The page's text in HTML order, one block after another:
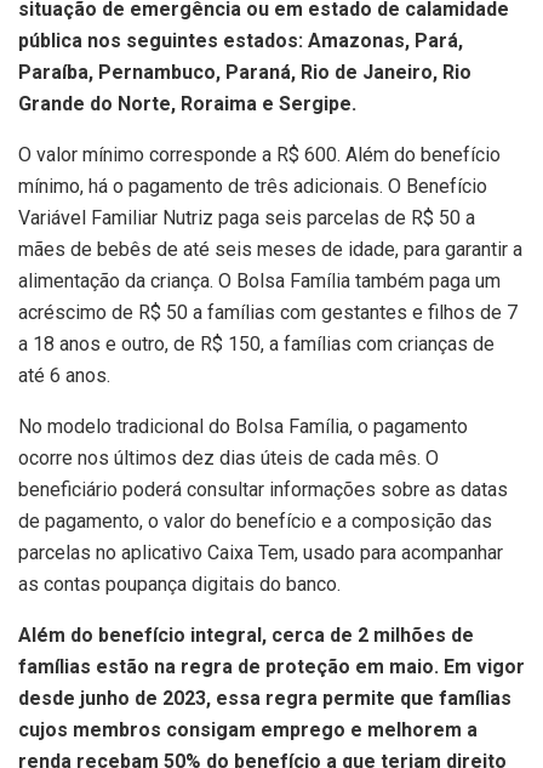
situação de emergência ou em estado de calamidade
pública nos seguintes estados: Amazonas, Pará,
Paraíba, Pernambuco, Paraná, Rio de Janeiro, Rio
Grande do Norte, Roraima e Sergipe.
O valor mínimo corresponde a R$ 600. Além do benefício
mínimo, há o pagamento de três adicionais. O Benefício
Variável Familiar Nutriz paga seis parcelas de R$ 50 a
mães de bebês de até seis meses de idade, para garantir a
alimentação da criança. O Bolsa Família também paga um
acréscimo de R$ 50 a famílias com gestantes e filhos de 7
a 18 anos e outro, de R$ 150, a famílias com crianças de
até 6 anos.
No modelo tradicional do Bolsa Família, o pagamento
ocorre nos últimos dez dias úteis de cada mês. O
beneficiário poderá consultar informações sobre as datas
de pagamento, o valor do benefício e a composição das
parcelas no aplicativo Caixa Tem, usado para acompanhar
as contas poupança digitais do banco.
Além do benefício integral, cerca de 2 milhões de
famílias estão na regra de proteção em maio. Em vigor
desde junho de 2023, essa regra permite que famílias
cujos membros consigam emprego e melhorem a
renda recebam 50% do benefício a que teriam direito